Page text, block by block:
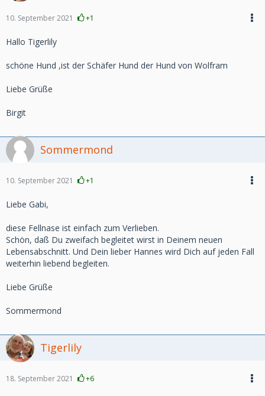
10. September 2021 +1
Hallo Tigerlily
schöne Hund ,ist der Schäfer Hund der Hund von Wolfram
Liebe Grüße
Birgit
Sommermond
10. September 2021 +1
Liebe Gabi,
diese Fellnase ist einfach zum Verlieben.
Schön, daß Du zweifach begleitet wirst in Deinem neuen
Lebensabschnitt. Und Dein lieber Hannes wird Dich auf jeden Fall
weiterhin liebend begleiten.
Liebe Grüße
Sommermond
Tigerlily
18. September 2021 +6